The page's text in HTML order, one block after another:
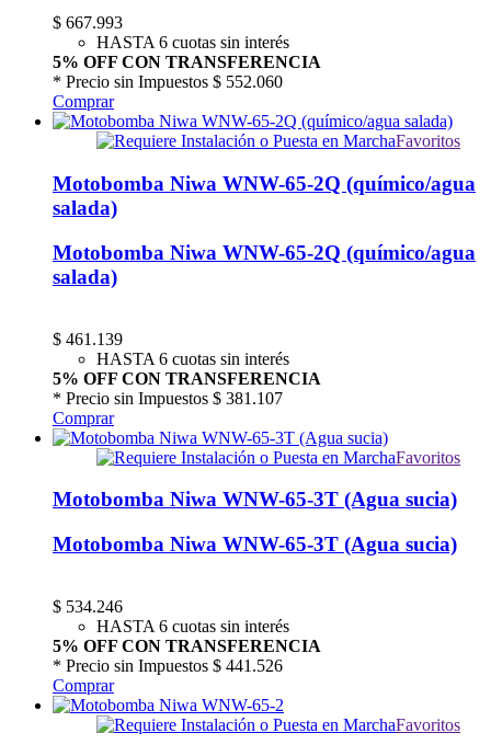
$ 667.993
HASTA 6 cuotas sin interés
5% OFF CON TRANSFERENCIA
* Precio sin Impuestos $ 552.060
Comprar
Favoritos
Motobomba Niwa WNW-65-2Q (químico/agua
salada)
Motobomba Niwa WNW-65-2Q (químico/agua
salada)
$ 461.139
HASTA 6 cuotas sin interés
5% OFF CON TRANSFERENCIA
* Precio sin Impuestos $ 381.107
Comprar
Favoritos
Motobomba Niwa WNW-65-3T (Agua sucia)
Motobomba Niwa WNW-65-3T (Agua sucia)
$ 534.246
HASTA 6 cuotas sin interés
5% OFF CON TRANSFERENCIA
* Precio sin Impuestos $ 441.526
Comprar
Favoritos